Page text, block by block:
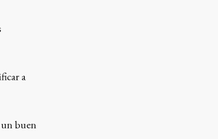
a
buen